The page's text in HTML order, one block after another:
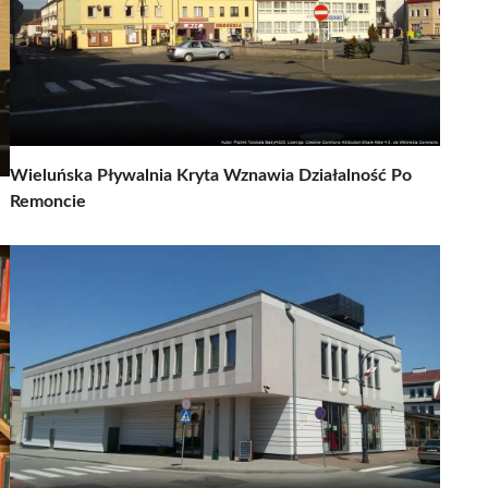
Wieluńska Pływalnia Kryta Wznawia Działalność Po
Remoncie